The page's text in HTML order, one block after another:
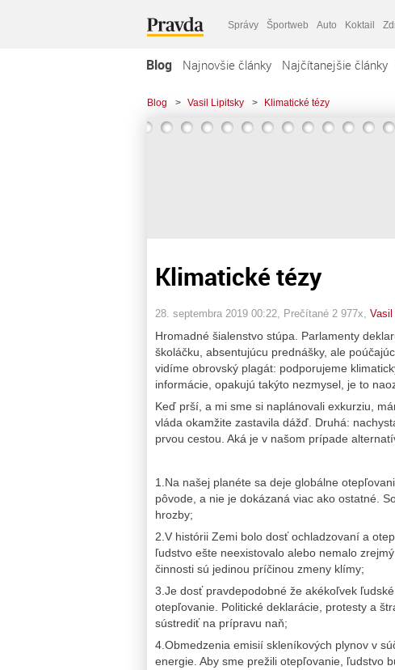
Správy Športweb Auto Koktail
Blog Najnovšie články Najčítanejšie články
Blog > Vasil Lipitsky > Klimatické tézy
Klimatické tézy
28. septembra 2019 00:22 , Prečítané 2 977x,
Hromadné šialenstvo stúpa. Parlamenty
školáčku, absentujúcu prednášky, ale
vidíme obrovský plagát: podporujeme
informácie, opakujú takýto nezmysel, je to
Keď prší, a mi sme si naplánovali exkurziu,
vláda okamžite zastavila dážď. Druhá:
prvou cestou. Aká je v našom prípade
1.Na našej planéte sa deje globálne
pôvode, a nie je dokázaná viac ako ostatné.
hrozby;
2.V histórii Zemi bolo dosť ochladzovaní a
ľudstvo ešte neexistovalo alebo nemalo
činnosti sú jedinou príčinou zmeny klímy;
3.Je dosť pravdepodobné že akékoľvek
otepľovanie. Politické deklarácie, protesty a
sústrediť na prípravu naň;
4.Obmedzenia emisií skleníkových plynov v
energie. Aby sme prežili otepľovanie, ľudstvo